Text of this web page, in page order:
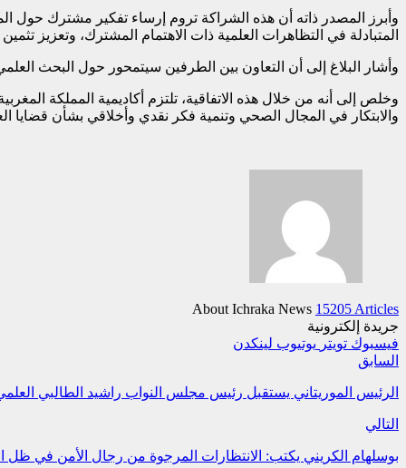
وأبرز المصدر ذاته أن هذه الشراكة تروم إرساء تفكير مشترك حول
المتبادلة في التظاهرات العلمية ذات الاهتمام المشترك، وتعزيز
وأشار البلاغ إلى أن التعاون بين الطرفين سيتمحور حول البحث
وخلص إلى أنه من خلال هذه الاتفاقية، تلتزم أكاديمية المملكة
والابتكار في المجال الصحي وتنمية فكر نقدي وأخلاقي بشأن قضايا
About Ichraka News 15205 Articles
جريدة إلكترونية
فيسبوك تويتر يوتيوب لينكدن
السابق
الرئيس الموريتاني يستقبل رئيس مجلس النواب راشيد الطالبي
التالي
بوسلهام الكريني يكتب: الانتظارات المرجوة من رجال الأمن في ظل